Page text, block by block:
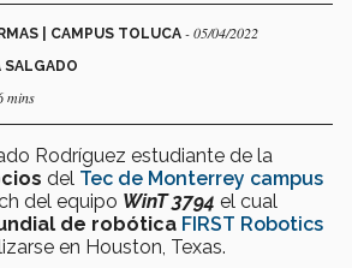
| CAMPUS TOLUCA - 05/04/2022
SALGADO
mins
Rodríguez estudiante de la
del Tec de Monterrey campus
del equipo WinT 3794 el cual
de robótica FIRST Robotics
en Houston, Texas.